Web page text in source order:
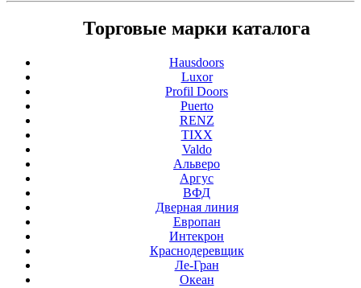
Торговые марки каталога
Hausdoors
Luxor
Profil Doors
Puerto
RENZ
TIXX
Valdo
Альверо
Аргус
ВФД
Дверная линия
Европан
Интекрон
Краснодеревщик
Ле-Гран
Океан